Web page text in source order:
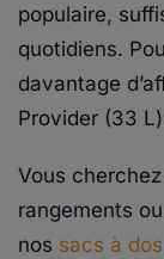
populaire,
quotidiens.
davantage
Provider (33
Vous
rangements
nos sacs à